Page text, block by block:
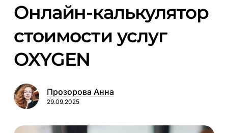
Онлайн-калькулятор
стоимости услуг
OXYGEN
Прозорова Анна
29.09.2025